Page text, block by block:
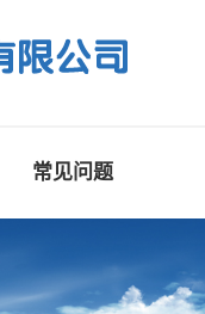
常见问题